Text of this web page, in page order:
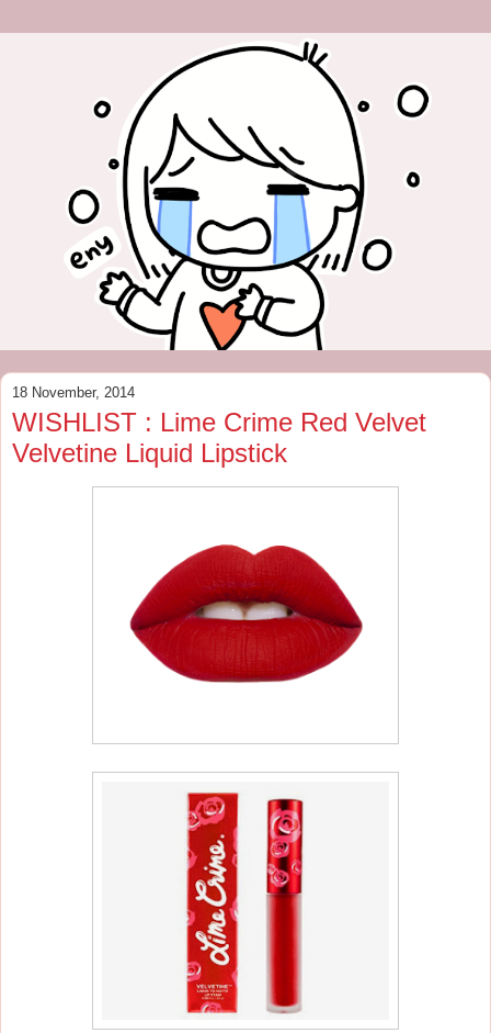
18 November, 2014
WISHLIST : Lime Crime Red Velvet
Velvetine Liquid Lipstick